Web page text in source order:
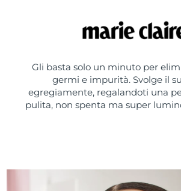
Gli basta solo un minuto per
germi e impurità. Svolge il
egregiamente, regalandoti una
pulita, non spenta ma super